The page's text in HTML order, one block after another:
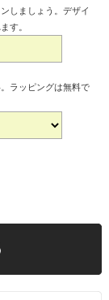
しましょう。デザイ
す。
ラッピングは無料で